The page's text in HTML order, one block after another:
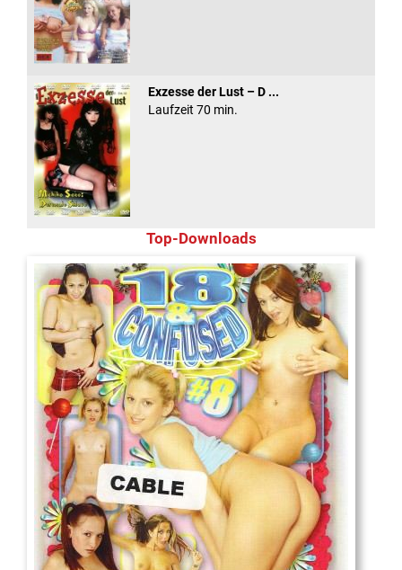
Exzesse der Lust – D ...
Laufzeit 70 min.
Top-Downloads